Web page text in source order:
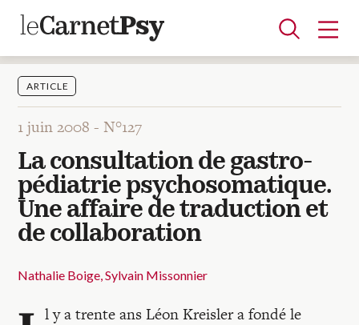
Articles
A la une
Adolescence
Dispositif
Enfance
Périnatalité
Psychanalyse
Psychopathologie
Soin
Dossiers
Auteurs
Blocs-notes
ARTICLE
1 juin 2008 -N°127
La consultation de gastro-
pédiatrie psychosomatique.
Une affaire de traduction et
de collaboration
Nathalie Boige Sylvain Missonnier
l y a trente ans Léon Kreisler a fondé le